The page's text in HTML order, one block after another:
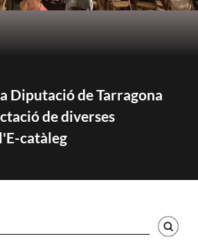
Diputació de Tarragona
de diverses
catàleg